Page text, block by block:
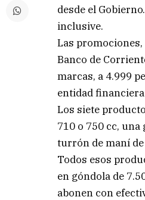
desde el
inclusive.
Las
Banco de
marcas, a 4.999
entidad
Los siete
710 o 750 cc,
turrón de maní de
Todos esos
en góndola de
abonen con